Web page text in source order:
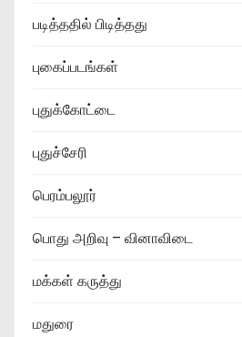
படித்ததில் பிடித்தது
புகைப்படங்கள்
புதுக்கோட்டை
புதுச்சேரி
பெரம்பலூர்
பொது அறிவு – வினாவிடை
மக்கள் கருத்து
மதுரை